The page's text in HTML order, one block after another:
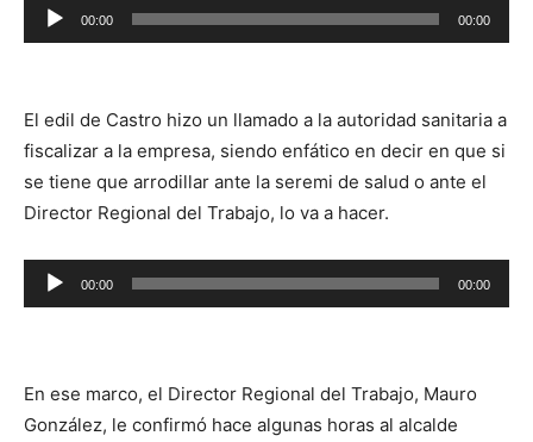
Reproductor
de
00:00 00:00
El edil de Castro hizo un llamado a la autoridad sanitaria a
fiscalizar a la empresa, siendo enfático en decir en que si
se tiene que arrodillar ante la seremi de salud o ante el
Director Regional del Trabajo, lo va a hacer.
Reproductor
de
00:00 00:00
En ese marco, el Director Regional del Trabajo, Mauro
González, le confirmó hace algunas horas al alcalde